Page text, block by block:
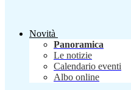
Novità
Panoramica
Le notizie
Calendario eventi
Albo online